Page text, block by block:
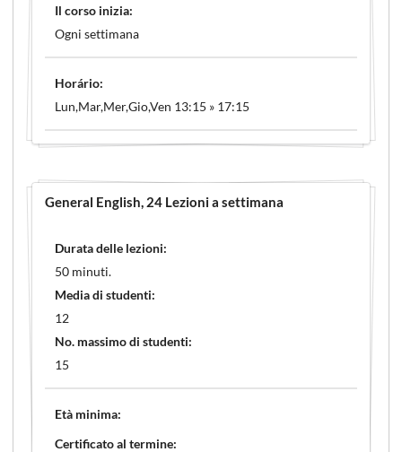
Il corso inizia:
Ogni settimana
Horário:
Lun,Mar,Mer,Gio,Ven 13:15 » 17:15
General English, 24 Lezioni a settimana
Durata delle lezioni:
50 minuti.
Media di studenti:
12
No. massimo di studenti:
15
Età minima:
Certificato al termine: